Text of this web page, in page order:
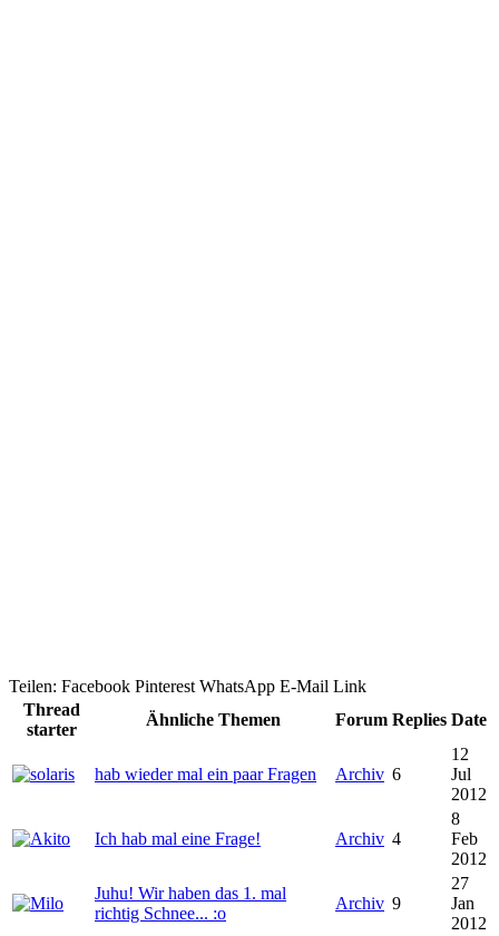
Teilen: Facebook Pinterest WhatsApp E-Mail Link
Thread
starter
Ähnliche Themen Forum Replies Date
hab wieder mal ein paar Fragen Archiv 6
12
Jul
2012
Ich hab mal eine Frage! Archiv 4
8
Feb
2012
Juhu! Wir haben das 1. mal
richtig Schnee... :o
Archiv 9
27
Jan
2012